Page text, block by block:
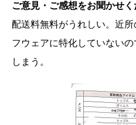
ご意見・ご感想をお聞かせく
配送料無料がうれしい。近
フウェアに特化していない
しまう。